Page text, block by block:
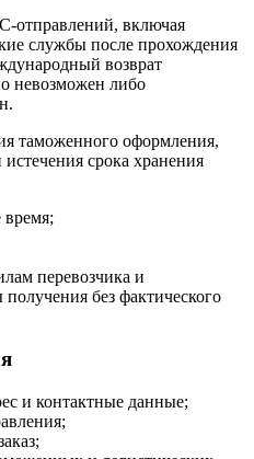
отправлений, включая
службы после прохождения
возврат
невозможен либо
таможенного оформления,
срока хранения
время;
перевозчика и
получения без фактического
и контактные данные;